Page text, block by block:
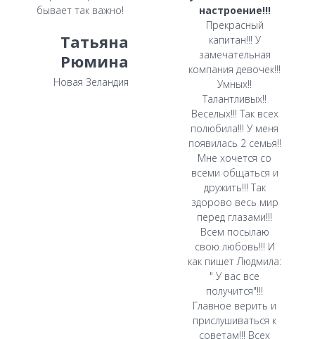
бывает так важно!
Татьяна
Рюмина
Новая Зеландия
настроение!!!
Прекрасный
капитан!!! У
замечательная
компания девочек!!!
Умных!!
Талантливых!!
Веселых!!! Так всех
полюбила!!! У меня
появилась 2 семья!!
Мне хочется со
всеми общаться и
дружить!!! Так
здорово весь мир
перед глазами!!!
Всем посылаю
свою любовь!!! И
как пишет Людмила:
" У вас все
получится"!!!
Главное верить и
прислушиваться к
советам!!! Всех